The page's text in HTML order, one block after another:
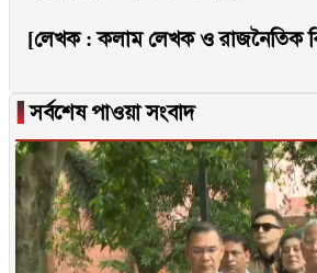
[লেখক : কলাম লেখক ও রাজনৈতিক
▐সর্বশেষ পাওয়া সংবাদ